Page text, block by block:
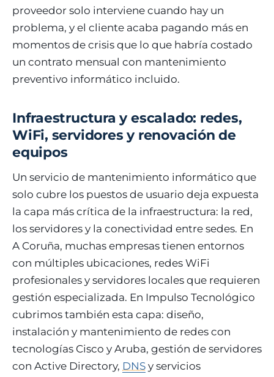
proveedor solo interviene cuando hay un
problema, y el cliente acaba pagando más en
momentos de crisis que lo que habría costado
un contrato mensual con mantenimiento
preventivo informático incluido.
Infraestructura y escalado: redes,
WiFi, servidores y renovación de
equipos
Un servicio de mantenimiento informático que
solo cubre los puestos de usuario deja expuesta
la capa más crítica de la infraestructura: la red,
los servidores y la conectividad entre sedes. En
A Coruña, muchas empresas tienen entornos
con múltiples ubicaciones, redes WiFi
profesionales y servidores locales que requieren
gestión especializada. En Impulso Tecnológico
cubrimos también esta capa: diseño,
instalación y mantenimiento de redes con
tecnologías Cisco y Aruba, gestión de servidores
con Active Directory, DNS y servicios